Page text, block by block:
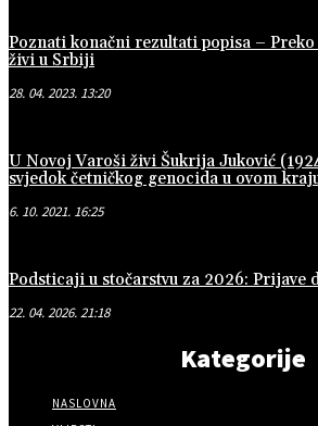
Poznati konačni rezultati popisa –
živi u Srbiji
28. 04. 2023. 13:20
U Novoj Varoši živi Šukrija Juković
svjedok četničkog genocida u ovom
6. 10. 2021. 16:25
Podsticaji u stočarstvu za 2026: Prijave
22. 04. 2026. 21:18
Kategorije
NASLOVNA